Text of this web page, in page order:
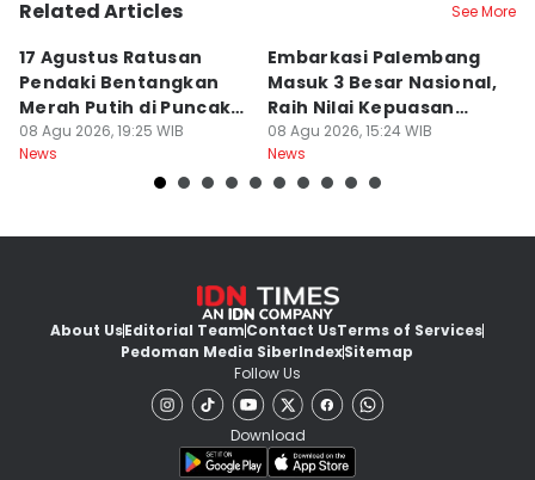
Related Articles See More
17 Agustus Ratusan
Pendaki Bentangkan
Merah Putih di Puncak
Dempo
08 Agu 2026, 19:25 WIB
News
Embarkasi Palembang
Masuk 3 Besar Nasional,
Raih Nilai Kepuasan
86,65
08 Agu 2026, 15:24 WIB
News
About UsEditorial TeamContact UsTerms of Services
Pedoman Media SiberIndexSitemap
Follow Us
Download